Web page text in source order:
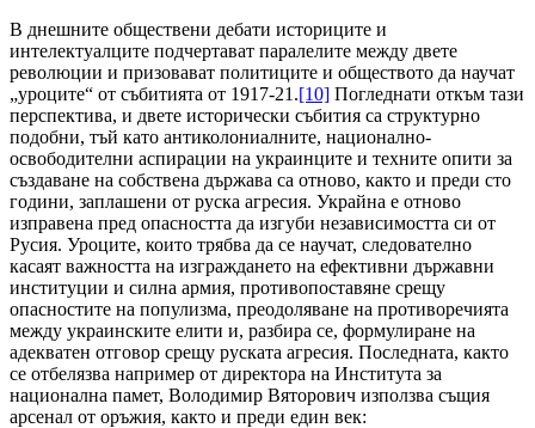
В днешните обществени дебати историците и
интелектуалците подчертават паралелите между двете
революции и призовават политиците и обществото да научат
„уроците“ от събитията от 1917-21.[10] Погледнати откъм тази
перспектива, и двете исторически събития са структурно
подобни, тъй като антиколониалните, национално-
освободителни аспирации на украинците и техните опити за
създаване на собствена държава са отново, както и преди сто
години, заплашени от руска агресия. Украйна е отново
изправена пред опасността да изгуби независимостта си от
Русия. Уроците, които трябва да се научат, следователно
касаят важността на изграждането на ефективни държавни
институции и силна армия, противопоставяне срещу
опасностите на популизма, преодоляване на противоречията
между украинските елити и, разбира се, формулиране на
адекватен отговор срещу руската агресия. Последната, както
се отбелязва например от директора на Института за
национална памет, Володимир Вяторович използва същия
арсенал от оръжия, както и преди един век: